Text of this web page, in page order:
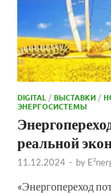
DIGITAL/ВЫСТАВКИ/
ЭНЕРГОСИСТЕМЫ
реальной
11.12.2024 - by
«Энергопереход